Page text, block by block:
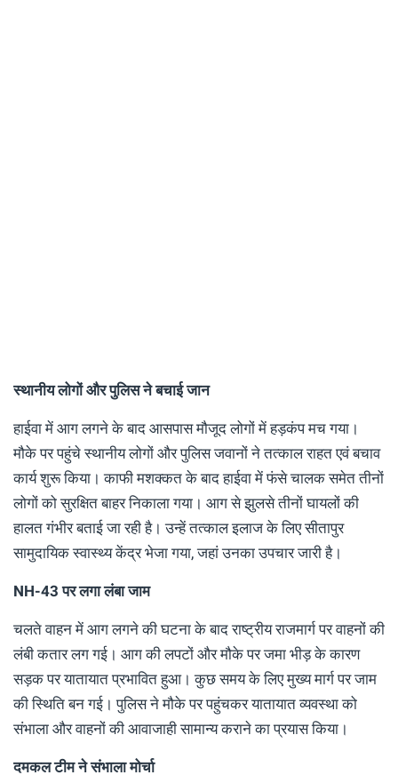
स्थानीय लोगों और पुलिस ने बचाई जान
हाईवा में आग लगने के बाद आसपास मौजूद लोगों में हड़कंप मच गया।
मौके पर पहुंचे स्थानीय लोगों और पुलिस जवानों ने तत्काल राहत एवं बचाव
कार्य शुरू किया। काफी मशक्कत के बाद हाईवा में फंसे चालक समेत तीनों
लोगों को सुरक्षित बाहर निकाला गया। आग से झुलसे तीनों घायलों की
हालत गंभीर बताई जा रही है। उन्हें तत्काल इलाज के लिए सीतापुर
सामुदायिक स्वास्थ्य केंद्र भेजा गया, जहां उनका उपचार जारी है।
NH-43 पर लगा लंबा जाम
चलते वाहन में आग लगने की घटना के बाद राष्ट्रीय राजमार्ग पर वाहनों की
लंबी कतार लग गई। आग की लपटों और मौके पर जमा भीड़ के कारण
सड़क पर यातायात प्रभावित हुआ। कुछ समय के लिए मुख्य मार्ग पर जाम
की स्थिति बन गई। पुलिस ने मौके पर पहुंचकर यातायात व्यवस्था को
संभाला और वाहनों की आवाजाही सामान्य कराने का प्रयास किया।
दमकल टीम ने संभाला मोर्चा